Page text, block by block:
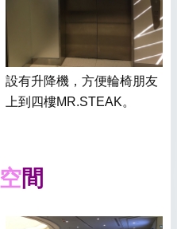
設有升降機，方便輪椅朋友
上到四樓MR.STEAK。
空間